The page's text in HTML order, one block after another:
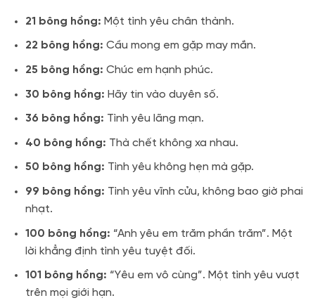
21 bông hồng: Một tình yêu chân thành.
22 bông hồng: Cầu mong em gặp may mắn.
25 bông hồng: Chúc em hạnh phúc.
30 bông hồng: Hãy tin vào duyên số.
36 bông hồng: Tình yêu lãng mạn.
40 bông hồng: Thà chết không xa nhau.
50 bông hồng: Tình yêu không hẹn mà gặp.
99 bông hồng: Tình yêu vĩnh cửu, không bao giờ phai
nhạt.
100 bông hồng: “Anh yêu em trăm phần trăm”. Một
lời khẳng định tình yêu tuyệt đối.
101 bông hồng: “Yêu em vô cùng”. Một tình yêu vượt
trên mọi giới hạn.